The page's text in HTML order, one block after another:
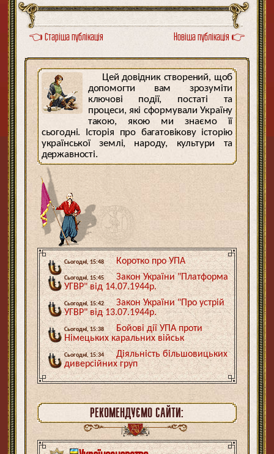
👈 Старіша публікація Новіша публікація 👉
Цей довідник створений, щоб
допомогти вам зрозуміти
ключові події, постаті та
процеси, які сформували Україну
такою, якою ми знаємо її
сьогодні. Історія про багатовікову історію
української землі, народу, культури та
державності.
Сьогодні, 15:48 Коротко про УПА
Сьогодні, 15:45
Закон України "Платформа
УГВР" від 14.07.1944р.
Сьогодні, 15:42
Закон України "Про устрій
УГВР" від 13.07.1944р.
Сьогодні, 15:38
Бойові дії УПА проти
Німецьких каральних військ
Сьогодні, 15:34
Діяльність більшовицьких
диверсійних груп
РЕКОМЕНДУЄМО САЙТИ: